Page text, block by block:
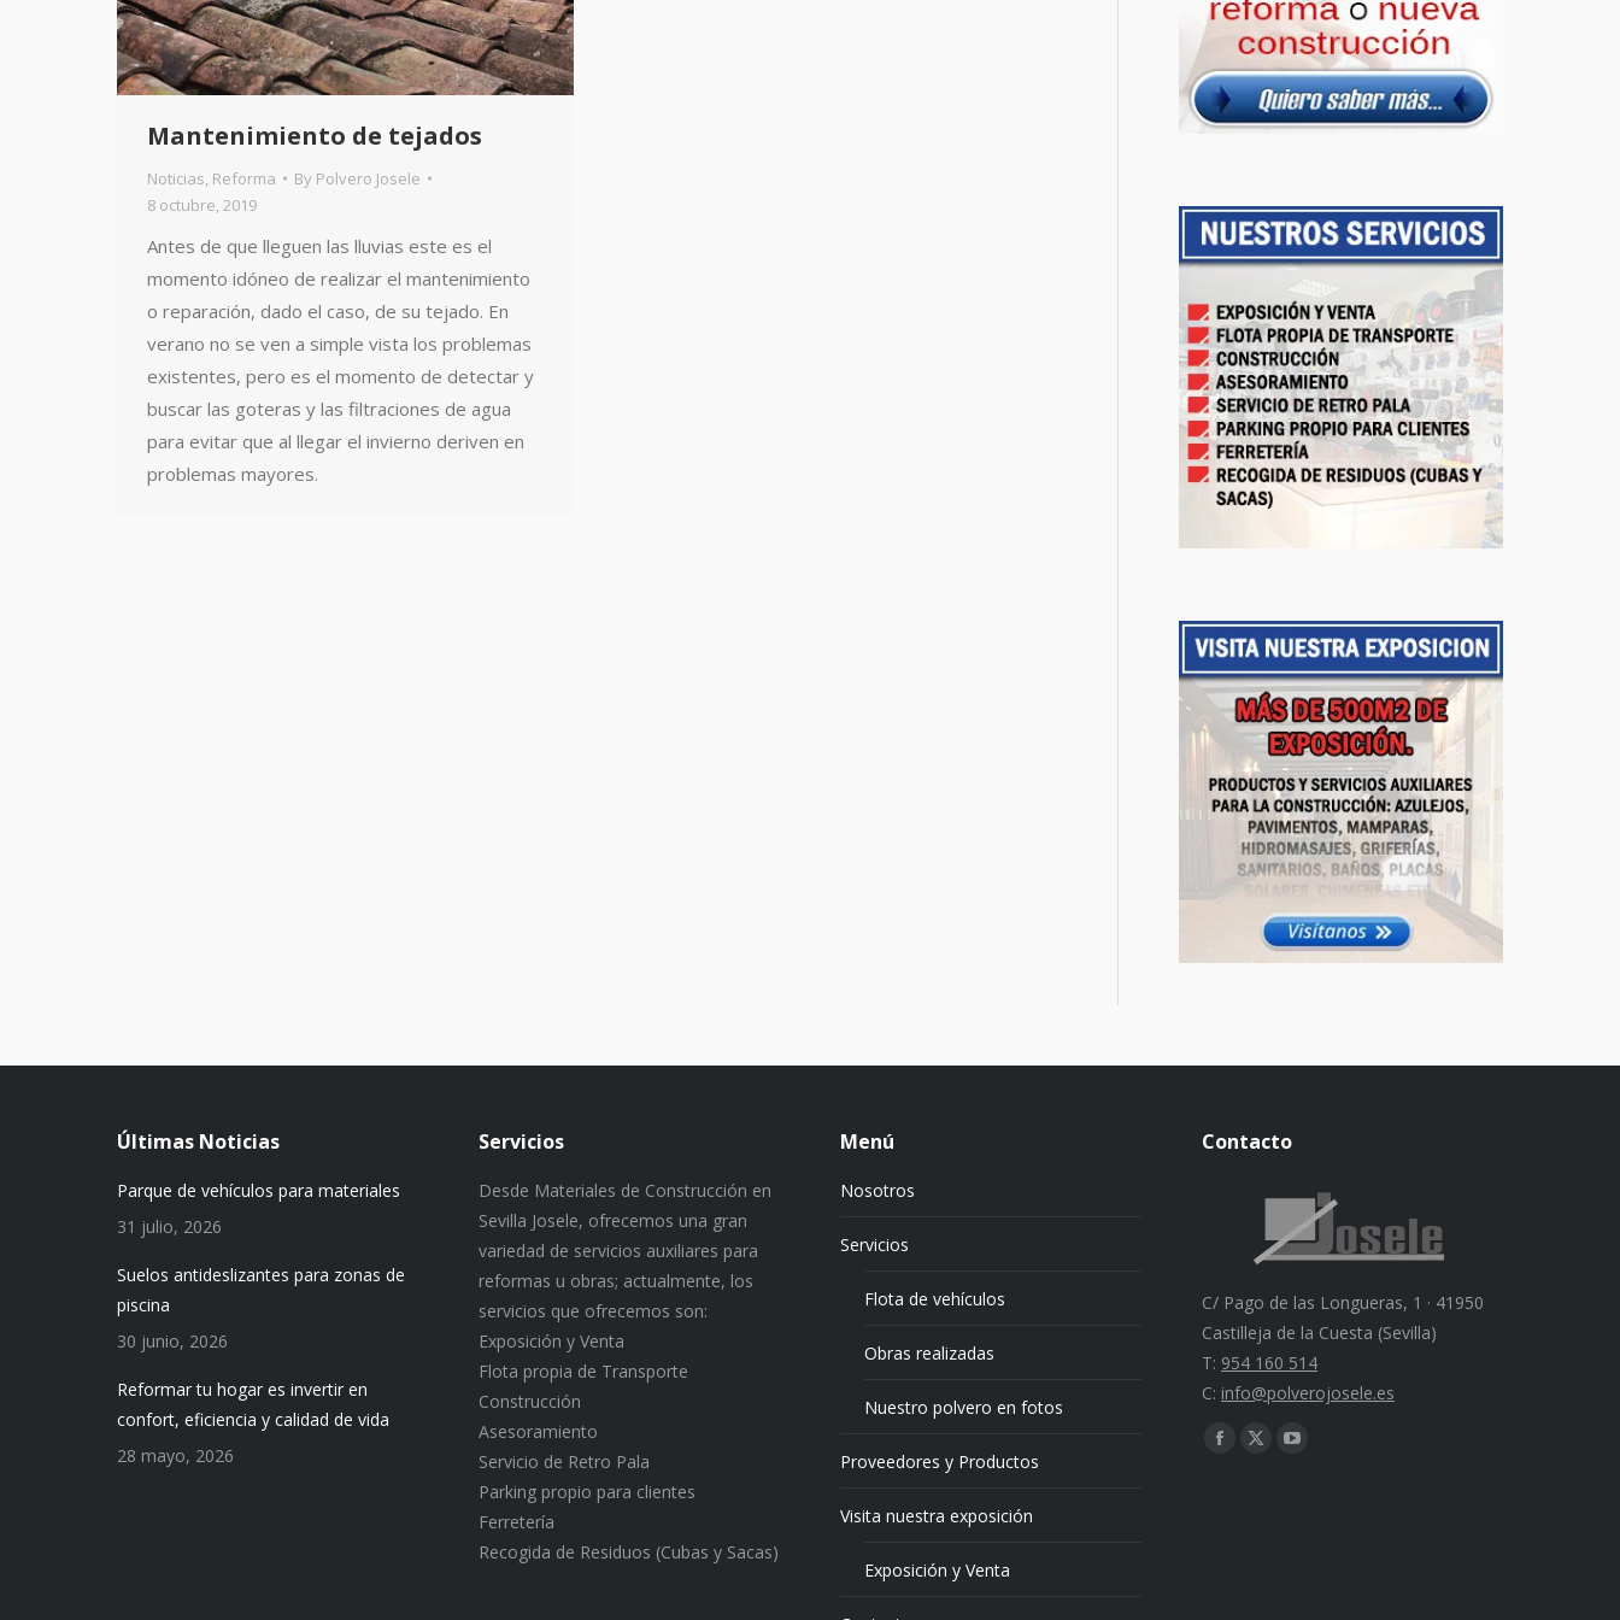
Mantenimiento de tejados
Noticias, Reforma By Polvero Josele
8 octubre, 2019
Antes de que lleguen las lluvias este es el
momento idóneo de realizar el mantenimiento
o reparación, dado el caso, de su tejado. En
verano no se ven a simple vista los problemas
existentes, pero es el momento de detectar y
buscar las goteras y las filtraciones de agua
para evitar que al llegar el invierno deriven en
problemas mayores.
Últimas Noticias
Parque de vehículos para materiales
31 julio, 2026
Suelos antideslizantes para zonas de
piscina
30 junio, 2026
Reformar tu hogar es invertir en
confort, eficiencia y calidad de vida
28 mayo, 2026
Servicios
Desde Materiales de Construcción en
Sevilla Josele, ofrecemos una gran
variedad de servicios auxiliares para
reformas u obras; actualmente, los
servicios que ofrecemos son:
Exposición y Venta
Flota propia de Transporte
Construcción
Asesoramiento
Servicio de Retro Pala
Parking propio para clientes
Ferretería
Recogida de Residuos (Cubas y Sacas)
Menú
Nosotros
Servicios
Flota de vehículos
Obras realizadas
Nuestro polvero en fotos
Proveedores y Productos
Visita nuestra exposición
Exposición y Venta
Contacto
C/ Pago de las Longueras, 1 · 41950
Castilleja de la Cuesta (Sevilla)
T: 954 160 514
C: info@polverojosele.es
Find us on:
Facebook
X
YouTube